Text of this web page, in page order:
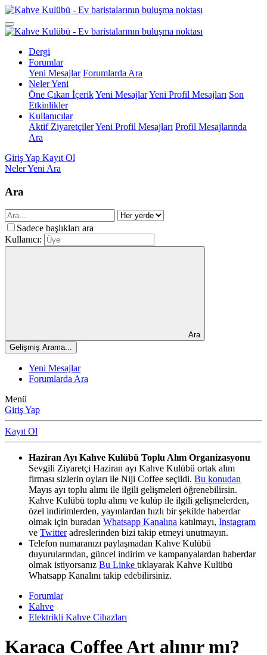
Dergi
Forumlar
Yeni Mesajlar Forumlarda Ara
Neler Yeni
Öne Çıkan İçerikYeni MesajlarYeni Profil Mesajları Son
Etkinlikler
Kullanıcılar
Aktif ZiyaretçilerYeni Profil Mesajları Profil Mesajlarında
Ara
Giriş Yap Kayıt Ol
Neler Yeni Ara
Ara
Sadece başlıkları ara
Kullanıcı:
Ara
Gelişmiş Arama...
Yeni Mesajlar
Forumlarda Ara
Menü
Giriş Yap
Kayıt Ol
Haziran Ayı Kahve Kulübü Toplu Alım Organizasyonu
Sevgili Ziyaretçi Haziran ayı Kahve Kulübü ortak alım
firması sizlerin oyları ile Niji Coffee seçildi. Bu konudan
Mayıs ayı toplu alımı ile ilgili gelişmeleri öğrenebilirsin.
Kahve Kulübü toplu alımı ve kulüp ile ilgili gelişmelerden,
özel indirimlerden, yayınlardan hızlı bir şekilde haberdar
olmak için buradan Whatsapp Kanalına katılmayı, Instagram
ve Twitteradreslerinden bizi takip etmeyi unutmayın.
Telefon numaranızı paylaşmadan Kahve Kulübü
duyurularından, güncel indirim ve kampanyalardan haberdar
olmak istiyorsanız Bu Linke tıklayarak Kahve Kulübü
Whatsapp Kanalını takip edebilirsiniz.
Forumlar
Kahve
Elektrikli Kahve Cihazları
Karaca Coffee Art alınır mı?